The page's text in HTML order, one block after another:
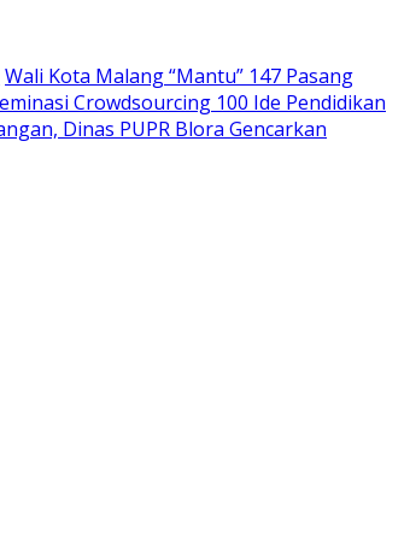
Wali Kota Malang “Mantu” 147 Pasang
Crowdsourcing 100 Ide Pendidikan
Dinas PUPR Blora Gencarkan